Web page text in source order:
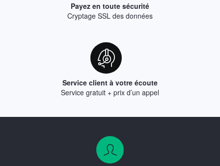
Payez en toute sécurité
Cryptage SSL des données
Service client à votre écoute
Service gratuit + prix d’un appel